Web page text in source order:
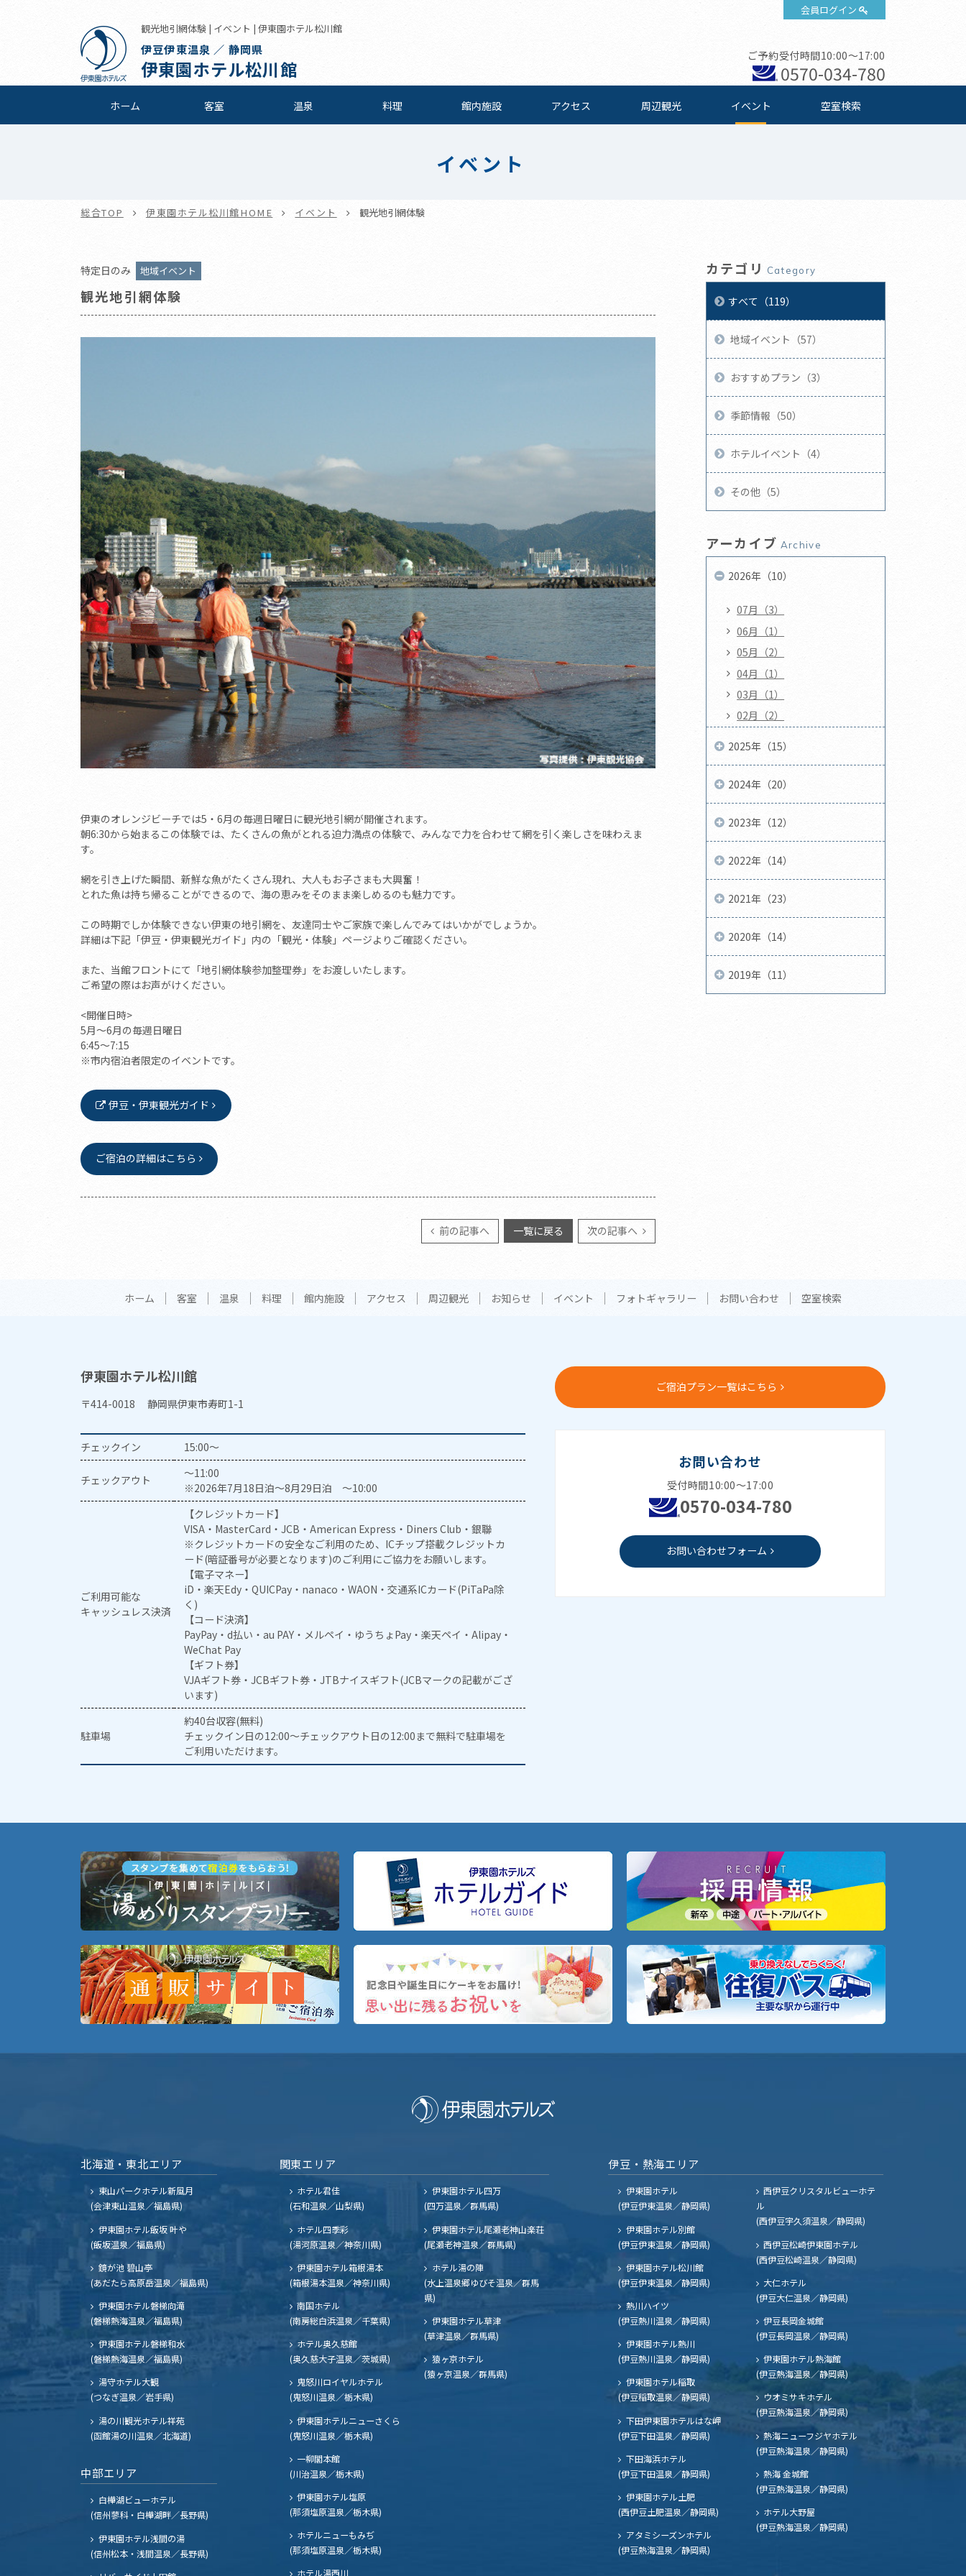
会員ログイン
観光地引網体験 | イベント | 伊東園ホテル松川館
伊豆伊東温泉 ／ 静岡県
伊東園ホテル松川館
ご予約受付時間10:00～17:00
0570-034-780
ホーム 客室 温泉 料理 館内施設 アクセス 周辺観光 イベント 空室検索
イベント
総合TOP 伊東園ホテル松川館HOME イベント 観光地引網体験
特定日のみ 地域イベント
観光地引網体験
伊東のオレンジビーチでは5・6月の毎週日曜日に観光地引網が開催されます。
朝6:30から始まるこの体験では、たくさんの魚がとれる迫力満点の体験で、みんなで力を合わせて網を引く楽しさを味わえま
す。
網を引き上げた瞬間、新鮮な魚がたくさん現れ、大人もお子さまも大興奮！
とれた魚は持ち帰ることができるので、海の恵みをそのまま楽しめるのも魅力です。
この時期でしか体験できない伊東の地引網を、友達同士やご家族で楽しんでみてはいかがでしょうか。
詳細は下記「伊豆・伊東観光ガイド」内の「観光・体験」ページよりご確認ください。
また、当館フロントにて「地引網体験参加整理券」をお渡しいたします。
ご希望の際はお声がけください。
<開催日時>
5月～6月の毎週日曜日
6:45～7:15
※市内宿泊者限定のイベントです。
伊豆・伊東観光ガイド
ご宿泊の詳細はこちら
前の記事へ 一覧に戻る 次の記事へ
カテゴリ Category
すべて（119）
地域イベント（57）
おすすめプラン（3）
季節情報（50）
ホテルイベント（4）
その他（5）
アーカイブ Archive
2026年（10）
07月（3）
06月（1）
05月（2）
04月（1）
03月（1）
02月（2）
2025年（15）
2024年（20）
2023年（12）
2022年（14）
2021年（23）
2020年（14）
2019年（11）
ホーム 客室 温泉 料理 館内施設 アクセス 周辺観光 お知らせ イベント フォトギャラリー お問い合わせ 空室検索
伊東園ホテル松川館
〒414-0018 静岡県伊東市寿町1-1
チェックイン 15:00～
チェックアウト
～11:00
※2026年7月18日泊～8月29日泊 ～10:00
ご利用可能な
キャッシュレス決済
【クレジットカード】
VISA・MasterCard・JCB・American Express・Diners Club・銀聯
※クレジットカードの安全なご利用のため、ICチップ搭載クレジットカ
ード(暗証番号が必要となります)のご利用にご協力をお願いします。
【電子マネー】
iD・楽天Edy・QUICPay・nanaco・WAON・交通系ICカード(PiTaPa除
く)
【コード決済】
PayPay・d払い・au PAY・メルペイ・ゆうちょPay・楽天ペイ・Alipay・
WeChat Pay
【ギフト券】
VJAギフト券・JCBギフト券・JTBナイスギフト(JCBマークの記載がござ
います)
駐車場
約40台収容(無料)
チェックイン日の12:00～チェックアウト日の12:00まで無料で駐車場を
ご利用いただけます。
ご宿泊プラン一覧はこちら
お問い合わせ
受付時間10:00～17:00
0570-034-780
お問い合わせフォーム
北海道・東北エリア
東山パークホテル新風月
(会津東山温泉／福島県)
伊東園ホテル飯坂 叶や
(飯坂温泉／福島県)
鏡が池 碧山亭
(あだたら高原岳温泉／福島県)
伊東園ホテル磐梯向滝
(磐梯熱海温泉／福島県)
伊東園ホテル磐梯和水
(磐梯熱海温泉／福島県)
湯守ホテル大観
(つなぎ温泉／岩手県)
湯の川観光ホテル祥苑
(函館湯の川温泉／北海道)
中部エリア
白樺湖ビューホテル
(信州蓼科・白樺湖畔／長野県)
伊東園ホテル浅間の湯
(信州松本・浅間温泉／長野県)
関東エリア
ホテル君佳
(石和温泉／山梨県)
ホテル四季彩
(湯河原温泉／神奈川県)
伊東園ホテル箱根湯本
(箱根湯本温泉／神奈川県)
南国ホテル
(南房総白浜温泉／千葉県)
ホテル奥久慈館
(奥久慈大子温泉／茨城県)
鬼怒川ロイヤルホテル
(鬼怒川温泉／栃木県)
伊東園ホテルニューさくら
(鬼怒川温泉／栃木県)
一柳閣本館
(川治温泉／栃木県)
伊東園ホテル塩原
(那須塩原温泉／栃木県)
ホテルニューもみぢ
(那須塩原温泉／栃木県)
ホテル湯西川
伊東園ホテル四万
(四万温泉／群馬県)
伊東園ホテル尾瀬老神山楽荘
(尾瀬老神温泉／群馬県)
ホテル湯の陣
(水上温泉郷ゆびそ温泉／群馬
県)
伊東園ホテル草津
(草津温泉／群馬県)
猿ヶ京ホテル
(猿ヶ京温泉／群馬県)
伊豆・熱海エリア
伊東園ホテル
(伊豆伊東温泉／静岡県)
伊東園ホテル別館
(伊豆伊東温泉／静岡県)
伊東園ホテル松川館
(伊豆伊東温泉／静岡県)
熱川ハイツ
(伊豆熱川温泉／静岡県)
伊東園ホテル熱川
(伊豆熱川温泉／静岡県)
伊東園ホテル稲取
(伊豆稲取温泉／静岡県)
下田伊東園ホテルはな岬
(伊豆下田温泉／静岡県)
下田海浜ホテル
(伊豆下田温泉／静岡県)
伊東園ホテル土肥
(西伊豆土肥温泉／静岡県)
西伊豆クリスタルビューホテ
ル
(西伊豆宇久須温泉／静岡県)
西伊豆松崎伊東園ホテル
(西伊豆松崎温泉／静岡県)
大仁ホテル
(伊豆大仁温泉／静岡県)
伊豆長岡金城館
(伊豆長岡温泉／静岡県)
伊東園ホテル熱海館
(伊豆熱海温泉／静岡県)
ウオミサキホテル
(伊豆熱海温泉／静岡県)
熱海ニューフジヤホテル
(伊豆熱海温泉／静岡県)
熱海 金城館
(伊豆熱海温泉／静岡県)
ホテル大野屋
(伊豆熱海温泉／静岡県)
アタミシーズンホテル
(伊豆熱海温泉／静岡県)